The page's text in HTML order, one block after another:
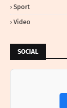
Sport
Video
SOCIAL